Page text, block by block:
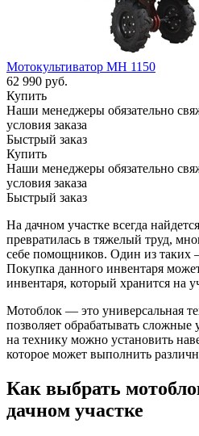
Мотокультиватор MH 1150
62 990 руб.
Купить
Наши менеджеры обязательно
условия заказа
Быстрый заказ
Купить
Наши менеджеры обязательно
условия заказа
Быстрый заказ
На дачном участке всегда
превратилась в тяжелый труд,
себе помощников. Один из таких
Покупка данного инвентаря
инвентаря, который хранится на
Мотоблок — это универсальная
позволяет обрабатывать сложные
на технику можно установить
которое может выполнить
Как выбрать
дачном участке